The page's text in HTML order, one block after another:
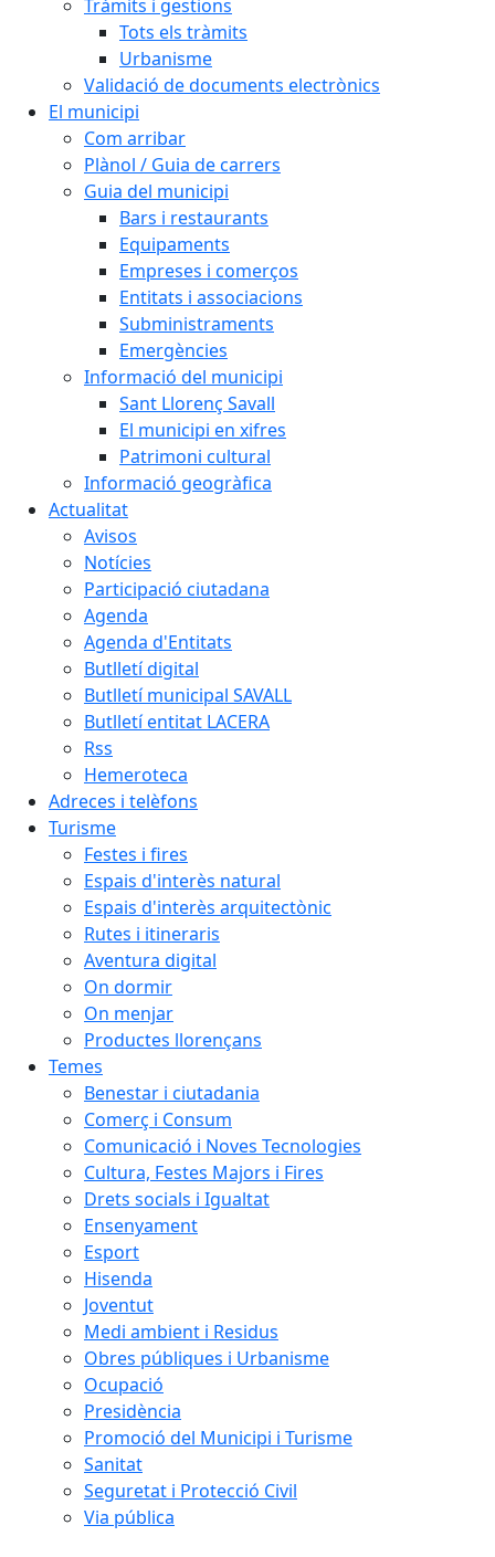
Tràmits i gestions
Tots els tràmits
Urbanisme
Validació de documents electrònics
El municipi
Com arribar
Plànol / Guia de carrers
Guia del municipi
Bars i restaurants
Equipaments
Empreses i comerços
Entitats i associacions
Subministraments
Emergències
Informació del municipi
Sant Llorenç Savall
El municipi en xifres
Patrimoni cultural
Informació geogràfica
Actualitat
Avisos
Notícies
Participació ciutadana
Agenda
Agenda d'Entitats
Butlletí digital
Butlletí municipal SAVALL
Butlletí entitat LACERA
Rss
Hemeroteca
Adreces i telèfons
Turisme
Festes i fires
Espais d'interès natural
Espais d'interès arquitectònic
Rutes i itineraris
Aventura digital
On dormir
On menjar
Productes llorençans
Temes
Benestar i ciutadania
Comerç i Consum
Comunicació i Noves Tecnologies
Cultura, Festes Majors i Fires
Drets socials i Igualtat
Ensenyament
Esport
Hisenda
Joventut
Medi ambient i Residus
Obres públiques i Urbanisme
Ocupació
Presidència
Promoció del Municipi i Turisme
Sanitat
Seguretat i Protecció Civil
Via pública